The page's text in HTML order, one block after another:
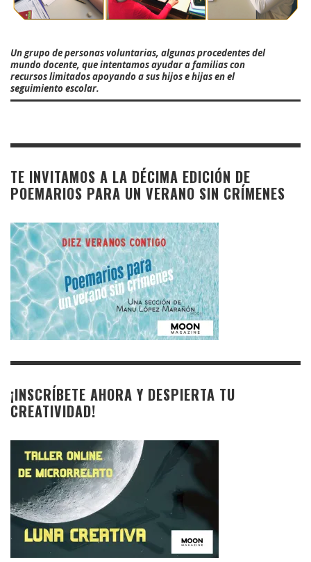
Un grupo de personas voluntarias, algunas procedentes del
mundo docente, que intentamos ayudar a familias con
recursos limitados apoyando a sus hijos e hijas en el
seguimiento escolar.
TE INVITAMOS A LA DÉCIMA EDICIÓN DE
POEMARIOS PARA UN VERANO SIN CRÍMENES
¡INSCRÍBETE AHORA Y DESPIERTA TU
CREATIVIDAD!